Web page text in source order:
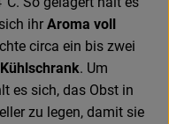
ihr Aroma voll
circa ein bis zwei
. Um
es sich, das Obst in
zu legen, damit sie